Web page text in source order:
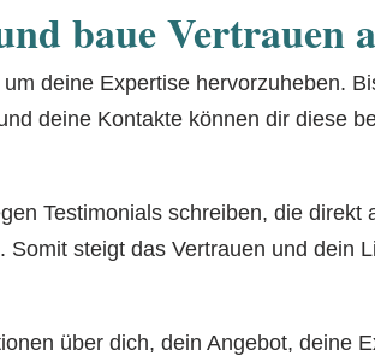
baue Vertrauen
deine Expertise hervorzuheben.
deine Kontakte können dir diese
Testimonials schreiben, die direkt
steigt das Vertrauen und dein
über dich, dein Angebot, deine